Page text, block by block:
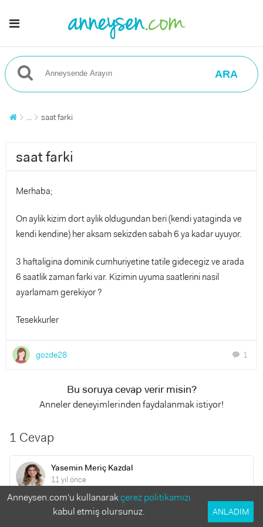
ARA
... saat farki
saat farki
Merhaba;
On aylik kizim dort aylik oldugundan beri (kendi yataginda ve
kendi kendine) her aksam sekizden sabah 6 ya kadar uyuyor.
3 haftaligina dominik cumhuriyetine tatile gidecegiz ve arada
6 saatlik zaman farki var. Kizimin uyuma saatlerini nasil
ayarlamam gerekiyor ?
Tesekkurler
gozde28 chat 1
Bu soruya cevap verir misin?
Anneler deneyimlerinden faydalanmak istiyor!
1 Cevap
Yasemin Meriç Kazdal
11 yıl önce
Merhaba
Anneysen.com'u kullanarakçerez politikamızı
kabul etmiş olursunuz.
ANLADIM